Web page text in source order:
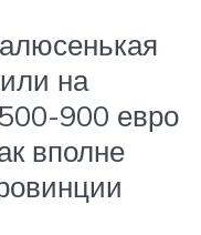
на
900 евро
вполне